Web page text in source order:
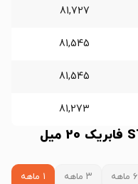
81,727
81,545
81,545
81,273
نمودار قیمت ورق سیاه ST37 فابریک 20 میل
۶ ماهه ۳ ماهه ۱ ماهه